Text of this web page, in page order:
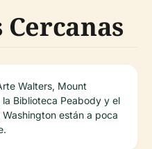
Walters, Mount
la Biblioteca Peabody y el
están a poca